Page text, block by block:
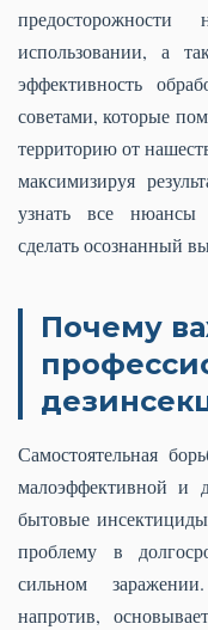
использовании, а
эффективность
советами, которые
территорию от
максимизируя
узнать все нюансы
сделать осознанный
Почему
Самостоятельная
малоэффективной и
бытовые
проблему в
сильном
напротив,